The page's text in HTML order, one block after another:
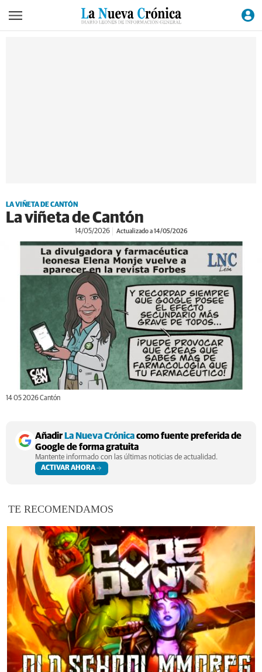
LA VIÑETA DE CANTÓN
La viñeta de Cantón
14/05/2026 Actualizado a 14/05/2026
14 05 2026 Cantón
AñadirLa Nueva Crónicacomo fuente preferida de
Google de forma gratuita
Mantente informado con las últimas noticias de actualidad.
ACTIVAR AHORA
TE RECOMENDAMOS